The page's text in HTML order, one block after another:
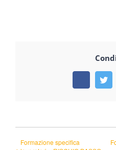
Facebook
Formazione specifica